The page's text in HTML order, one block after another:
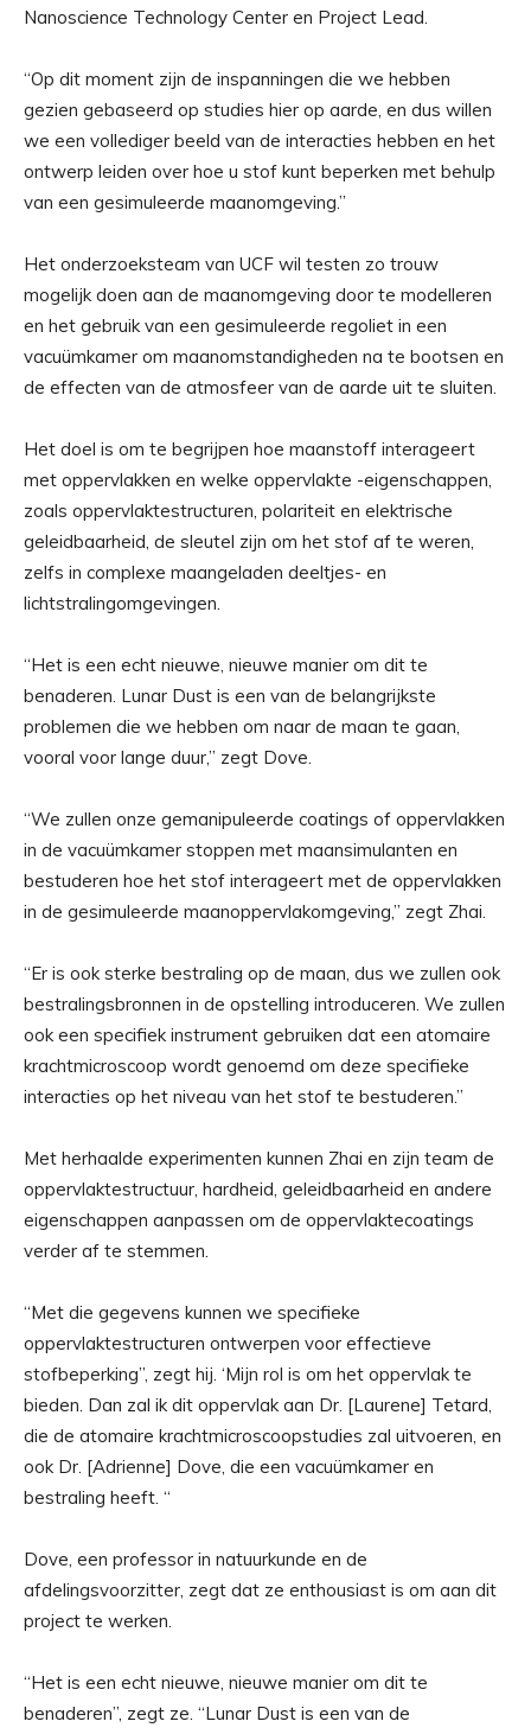
Nanoscience Technology Center en Project Lead.
“Op dit moment zijn de inspanningen die we hebben
gezien gebaseerd op studies hier op aarde, en dus willen
we een vollediger beeld van de interacties hebben en het
ontwerp leiden over hoe u stof kunt beperken met behulp
van een gesimuleerde maanomgeving.”
Het onderzoeksteam van UCF wil testen zo trouw
mogelijk doen aan de maanomgeving door te modelleren
en het gebruik van een gesimuleerde regoliet in een
vacuümkamer om maanomstandigheden na te bootsen en
de effecten van de atmosfeer van de aarde uit te sluiten.
Het doel is om te begrijpen hoe maanstoff interageert
met oppervlakken en welke oppervlakte -eigenschappen,
zoals oppervlaktestructuren, polariteit en elektrische
geleidbaarheid, de sleutel zijn om het stof af te weren,
zelfs in complexe maangeladen deeltjes- en
lichtstralingomgevingen.
“Het is een echt nieuwe, nieuwe manier om dit te
benaderen. Lunar Dust is een van de belangrijkste
problemen die we hebben om naar de maan te gaan,
vooral voor lange duur,” zegt Dove.
“We zullen onze gemanipuleerde coatings of oppervlakken
in de vacuümkamer stoppen met maansimulanten en
bestuderen hoe het stof interageert met de oppervlakken
in de gesimuleerde maanoppervlakomgeving,” zegt Zhai.
“Er is ook sterke bestraling op de maan, dus we zullen ook
bestralingsbronnen in de opstelling introduceren. We zullen
ook een specifiek instrument gebruiken dat een atomaire
krachtmicroscoop wordt genoemd om deze specifieke
interacties op het niveau van het stof te bestuderen.”
Met herhaalde experimenten kunnen Zhai en zijn team de
oppervlaktestructuur, hardheid, geleidbaarheid en andere
eigenschappen aanpassen om de oppervlaktecoatings
verder af te stemmen.
“Met die gegevens kunnen we specifieke
oppervlaktestructuren ontwerpen voor effectieve
stofbeperking”, zegt hij. ‘Mijn rol is om het oppervlak te
bieden. Dan zal ik dit oppervlak aan Dr. [Laurene] Tetard,
die de atomaire krachtmicroscoopstudies zal uitvoeren, en
ook Dr. [Adrienne] Dove, die een vacuümkamer en
bestraling heeft. “
Dove, een professor in natuurkunde en de
afdelingsvoorzitter, zegt dat ze enthousiast is om aan dit
project te werken.
“Het is een echt nieuwe, nieuwe manier om dit te
benaderen”, zegt ze. “Lunar Dust is een van de